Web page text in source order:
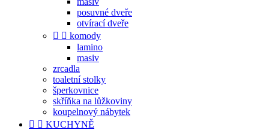
posuvné dveře
otvírací dveře
  komody
lamino
masiv
zrcadla
toaletní stolky
šperkovnice
skříňka na lůžkoviny
koupelnový nábytek
  KUCHYNĚ